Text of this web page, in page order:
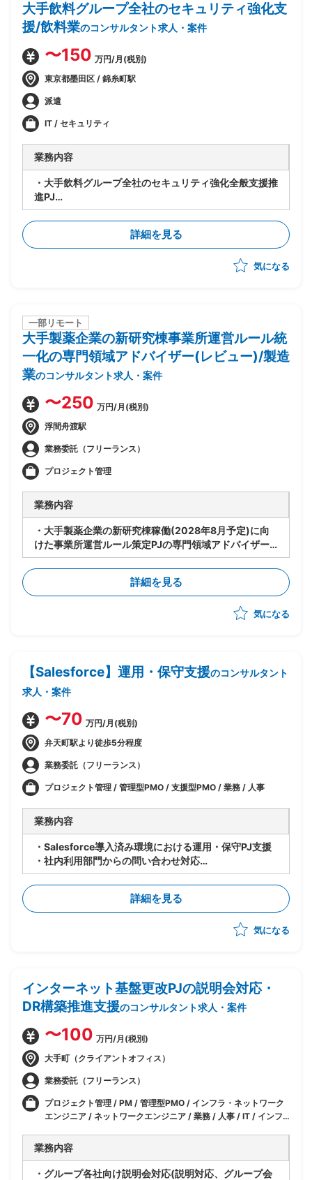
大手飲料グループ全社のセキュリティ強化支
援/飲料業のコンサルタント求人・案件
〜150 万円/月(税別)
東京都墨田区 / 錦糸町駅
派遣
IT / セキュリティ
業務内容
・大手飲料グループ全社のセキュリティ強化全般支援推
進PJ
・ベンダー側ではなくユーザー側(情報子会社)立場での
施策推進・仕切り役
・USB・外部媒体の無断使用防止および使用ログ取得に
向けた要件定義・基本設計の推進
・他社事例・一般論をもとにしたセキュリティ施策の提
詳細を見る
気になる
一部リモート
大手製薬企業の新研究棟事業所運営ルール統
一化の専門領域アドバイザー(レビュー)/製造
業のコンサルタント求人・案件
〜250 万円/月(税別)
浮間舟渡駅
業務委託（フリーランス）
プロジェクト管理
業務内容
・大手製薬企業の新研究棟稼働(2028年8月予定)に向
けた事業所運営ルール策定PJの専門領域アドバイザー
として参画
・薬品管理・廃棄物管理・安全管理など製薬研究施設特
有の運営領域に関する知見提供・観点レビューを担当
・PJ全体統括のPM/PMOと連携し、ルール統一化案に
対する妥当性検証・改善提案・代替案提示を実施
・初期は詳細ヒアリング・課題整理フェーズに参画、後
続フェーズはPMからの相談ベースでスポット稼働を想
定
詳細を見る
気になる
【Salesforce】運用・保守支援のコンサルタント
求人・案件
〜70 万円/月(税別)
弁天町駅より徒歩5分程度
業務委託（フリーランス）
プロジェクト管理 / 管理型PMO / 支援型PMO / 業務 / 人事
業務内容
・Salesforce導入済み環境における運用・保守PJ支援
・社内利用部門からの問い合わせ対応
・Salesforce設定変更(Flow、オブジェクト、画面レイ
アウト、権限設定等の軽微な改修)
・業務改善に伴う運用改善/提案
・社内関係者との各種調整対応
詳細を見る
気になる
インターネット基盤更改PJの説明会対応・
DR構築推進支援のコンサルタント求人・案件
〜100 万円/月(税別)
大手町（クライアントオフィス）
業務委託（フリーランス）
プロジェクト管理 / PM / 管理型PMO / インフラ・ネットワーク
エンジニア / ネットワークエンジニア / 業務 / 人事 / IT / インフ
業務内容
・グループ各社向け説明会対応(説明対応、グループ会